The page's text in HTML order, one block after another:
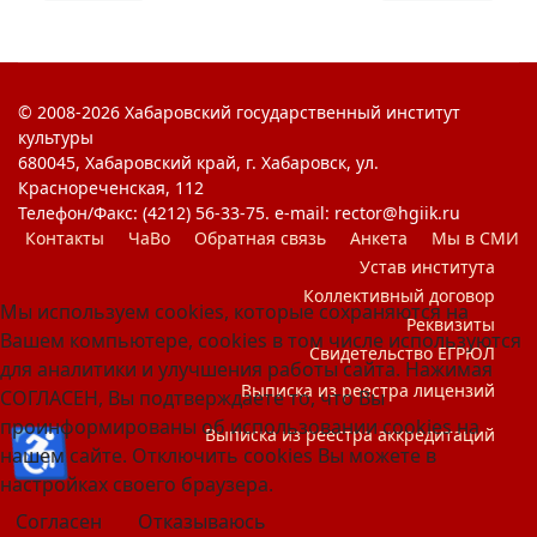
© 2008-2026 Хабаровский государственный институт
культуры
680045, Хабаровский край, г. Хабаровск, ул.
Краснореченская, 112
Телефон/Факс: (4212) 56-33-75. e-mail: rector@hgiik.ru
Контакты
ЧаВо Обратная связь Анкета
Мы в СМИ
Устав института
Коллективный договор
Реквизиты
Свидетельство ЕГРЮЛ
Выписка из реестра лицензий
Выписка из реестра аккредитаций
Мы используем cookies, которые сохраняются на
Вашем компьютере, cookies в том числе используются
для аналитики и улучшения работы сайта. Нажимая
СОГЛАСЕН, Вы подтверждаете то, что Вы
проинформированы об использовании cookies на
нашем сайте. Отключить cookies Вы можете в
настройках своего браузера.
Согласен
Отказываюсь